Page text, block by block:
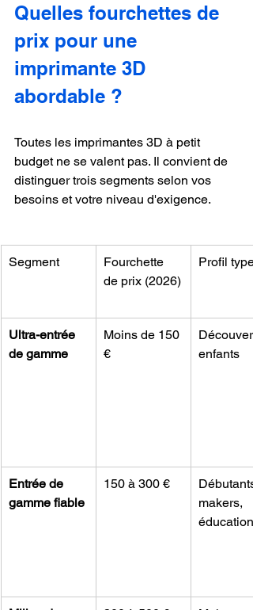
Quelles fourchettes de
prix pour une
imprimante 3D
abordable ?
Toutes les imprimantes 3D à petit
budget ne se valent pas. Il convient de
distinguer trois segments selon vos
besoins et votre niveau d'exigence.
Segment
Fourchette
de prix (2026)
Profil type
Ultra-entrée
de gamme
Moins de 150
€
enfants
Entrée de
gamme fiable
150 à 300 €
makers,
éducation